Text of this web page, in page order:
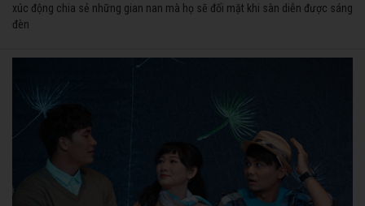
xúc động chia sẻ những gian nan mà họ sẽ đối mặt khi sàn diễn được sáng
đèn